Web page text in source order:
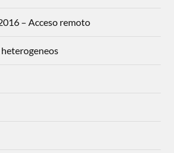
– Acceso remoto